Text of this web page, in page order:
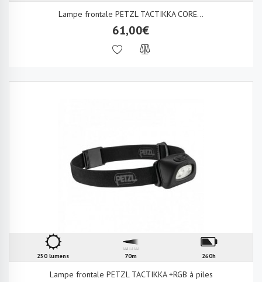
Lampe frontale PETZL TACTIKKA CORE...
61,00€
250 lumens 70m 260h
Lampe frontale PETZL TACTIKKA +RGB à piles